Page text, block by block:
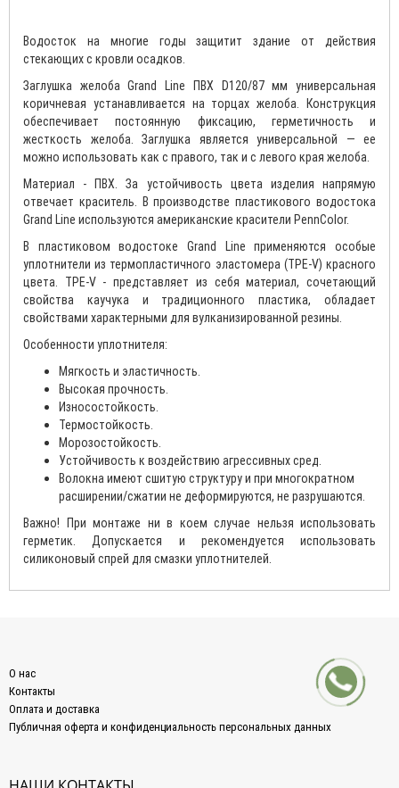
Водосток на многие годы защитит здание от действия
стекающих с кровли осадков.
Заглушка желоба Grand Line ПВХ D120/87 мм универсальная
коричневая устанавливается на торцах желоба. Конструкция
обеспечивает постоянную фиксацию, герметичность и
жесткость желоба. Заглушка является универсальной — ее
можно использовать как с правого, так и с левого края желоба.
Материал - ПВХ. За устойчивость цвета изделия напрямую
отвечает краситель. В производстве пластикового водостока
Grand Line используются американские красители PennColor.
В пластиковом водостоке Grand Line применяются особые
уплотнители из термопластичного эластомера (TPE-V) красного
цвета. TPE-V - представляет из себя материал, сочетающий
свойства каучука и традиционного пластика, обладает
свойствами характерными для вулканизированной резины.
Особенности уплотнителя:
Мягкость и эластичность.
Высокая прочность.
Износостойкость.
Термостойкость.
Морозостойкость.
Устойчивость к воздействию агрессивных сред.
Волокна имеют сшитую структуру и при многократном
расширении/сжатии не деформируются, не разрушаются.
Важно! При монтаже ни в коем случае нельзя использовать
герметик. Допускается и рекомендуется использовать
силиконовый спрей для смазки уплотнителей.
О нас
Контакты
Оплата и доставка
Публичная оферта и конфиденциальность персональных данных